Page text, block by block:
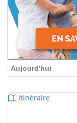
Aujourd'hui
Itinéraire